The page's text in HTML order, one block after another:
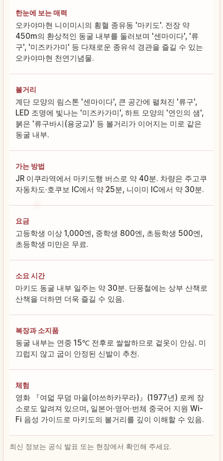
한눈에 보는 매력
오카야마현 니이미시의 횡혈 종유동 '마키도'. 전장 약
450m의 환상적인 동굴 내부를 둘러보며 '센마이다', '류
구', '미즈카가미' 등 다채로운 종유석 경관을 즐길 수 있는
오카야마현 천연기념물.
볼거리
계단 모양의 림스톤 '센마이다', 큰 공간에 펼쳐진 '류구',
LED 조명에 빛나는 '미즈카가미', 하트 모양의 '연인의 샘',
붉은 '류구바시(용궁교)' 등 볼거리가 이어지는 미로 같은
동굴 내부.
가는 방법
JR 이쿠라역에서 마키도행 버스로 약 40분. 차량은 주고쿠
자동차도·호쿠보 IC에서 약 25분, 니이미 IC에서 약 30분.
요금
고등학생 이상 1,000엔, 중학생 800엔, 초등학생 500엔,
초등학생 미만은 무료.
소요 시간
마키도 동굴 내부 일주는 약 30분. 단풍철에는 상부 산책로
산책을 더하면 더욱 즐길 수 있음.
복장과 소지품
동굴 내부는 연중 15℃ 전후로 쌀쌀하므로 겉옷이 안심. 미
끄럽지 않고 굽이 안정된 신발이 추천.
체험
영화 『여덟 무덤 마을(야쓰하카무라)』(1977년) 로케 장
소로도 알려져 있으며, 일본어·영어·번체 중국어 지원 Wi-
Fi 음성 가이드로 마키도의 볼거리를 깊이 이해할 수 있음.
최신 정보는 공식 발표 또는 현장에서 확인해 주세요.